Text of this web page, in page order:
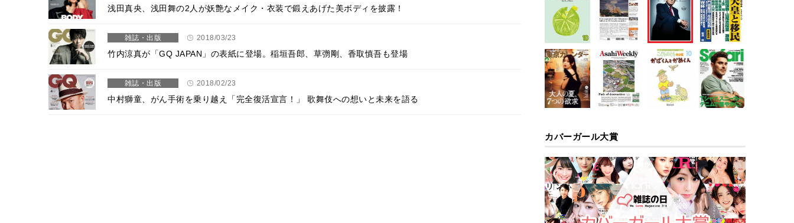
浅田真央、浅田舞の2人が妖艶なメイク・衣装で鍛えあげた美ボディを披露！
雑誌・出版 2018/03/23
竹内涼真が「GQ JAPAN」の表紙に登場。稲垣吾郎、草彅剛、香取慎吾も登場
雑誌・出版 2018/02/23
中村獅童、がん手術を乗り越え「完全復活宣言！」 歌舞伎への想いと未来を語る
カバーガール大賞